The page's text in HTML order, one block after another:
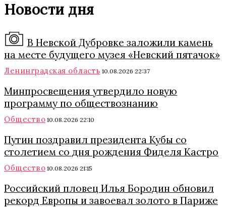
Новости дня
В Невской Дубровке заложили камень
на месте будущего музея «Невский пятачок»
Ленинградская область 10.08.2026 22:37
Минпросвещения утвердило новую
программу по обществознанию
Общество 10.08.2026 22:10
Путин поздравил президента Кубы со
столетием со дня рождения Фиделя Кастро
Общество 10.08.2026 21:15
Российский пловец Илья Бородин обновил
рекорд Европы и завоевал золото в Париже